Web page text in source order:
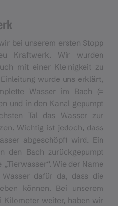
bei unserem ersten Stopp
Kraftwerk. Wir wurden
mit einer Kleinigkeit zu
wurde uns erklärt,
Wasser im Bach (=
und in den Kanal gepumpt
Tal das Wasser zur
Wichtig ist jedoch, dass
abgeschöpft wird. Ein
den Bach zurückgepumpt
Wie der Name
dafür da, dass die
können. Bei unserem
Kilometer weiter, haben wir